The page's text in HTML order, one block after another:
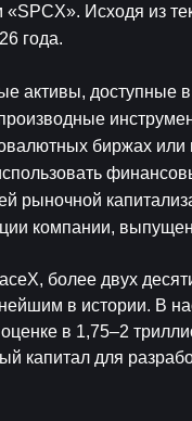
«SPCX». Исходя из
года.
активы, доступные
биржах
рыночной
компании,
более двух
в истории. В
в 1,75–2
капитал для